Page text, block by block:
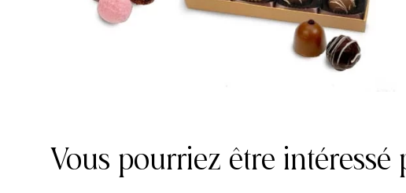
Vous pourriez être intéressé